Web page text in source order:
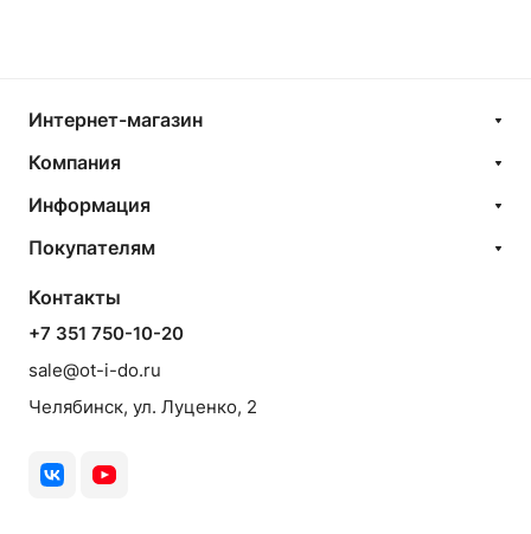
Интернет-магазин
Компания
Информация
Покупателям
Контакты
+7 351 750-10-20
sale@ot-i-do.ru
Челябинск, ул. Луценко, 2